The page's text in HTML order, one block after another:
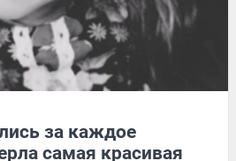
за каждое
самая красивая